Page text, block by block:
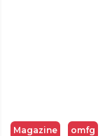
Magazine omfg